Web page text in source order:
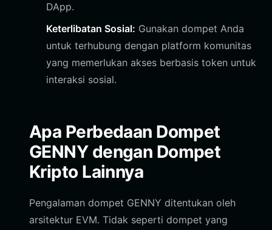
DApp.
Keterlibatan Sosial: Gunakan dompet Anda
untuk terhubung dengan platform komunitas
yang memerlukan akses berbasis token untuk
interaksi sosial.
Apa Perbedaan Dompet
GENNY dengan Dompet
Kripto Lainnya
Pengalaman dompet GENNY ditentukan oleh
arsitektur EVM. Tidak seperti dompet yang